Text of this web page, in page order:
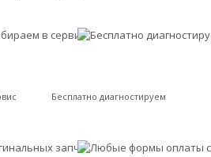
Бесплатно диагностируем